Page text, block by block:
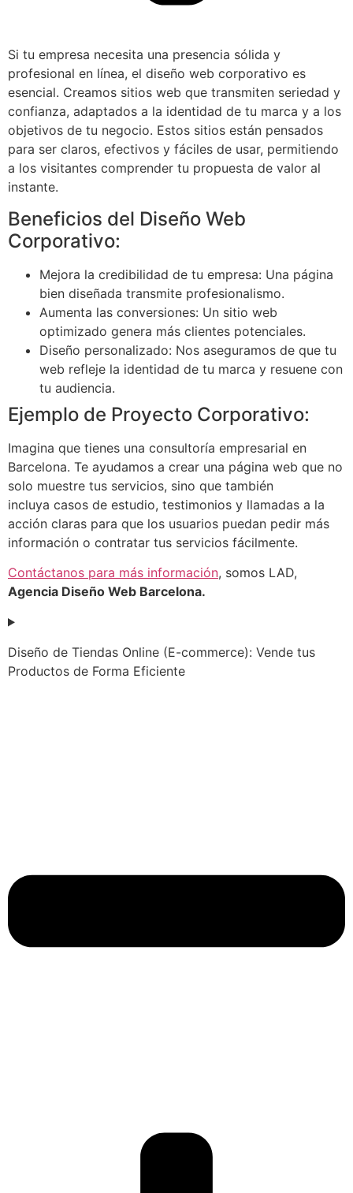
Si tu empresa necesita una presencia sólida y
profesional en línea, el diseño web corporativo es
esencial. Creamos sitios web que transmiten seriedad y
confianza, adaptados a la identidad de tu marca y a los
objetivos de tu negocio. Estos sitios están pensados
para ser claros, efectivos y fáciles de usar, permitiendo
a los visitantes comprender tu propuesta de valor al
instante.
Beneficios del Diseño Web
Corporativo:
Mejora la credibilidad de tu empresa: Una página
bien diseñada transmite profesionalismo.
Aumenta las conversiones: Un sitio web
optimizado genera más clientes potenciales.
Diseño personalizado: Nos aseguramos de que tu
web refleje la identidad de tu marca y resuene con
tu audiencia.
Ejemplo de Proyecto Corporativo:
Imagina que tienes una consultoría empresarial en
Barcelona. Te ayudamos a crear una página web que no
solo muestre tus servicios, sino que también
incluya casos de estudio, testimonios y llamadas a la
acción claras para que los usuarios puedan pedir más
información o contratar tus servicios fácilmente.
Contáctanos para más información, somos LAD,
Agencia Diseño Web Barcelona.
Diseño de Tiendas Online (E-commerce): Vende tus
Productos de Forma Eficiente